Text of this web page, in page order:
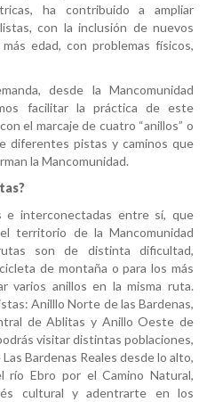
ha contribuido a ampliar
con la inclusión de nuevos
edad, con problemas físicos,
desde la Mancomunidad
facilitar la práctica de este
el marcaje de cuatro “anillos” o
diferentes pistas y caminos que
la Mancomunidad.
e interconectadas entre sí, que
territorio de la Mancomunidad
son de distinta dificultad,
de montaña o para los más
varios anillos en la misma ruta.
Anilllo Norte de las Bardenas,
de Ablitas y Anillo Oeste de
visitar distintas poblaciones,
Bardenas Reales desde lo alto,
río Ebro por el Camino Natural,
cultural y adentrarte en los